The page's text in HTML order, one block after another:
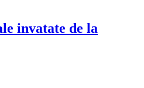
invatate de la